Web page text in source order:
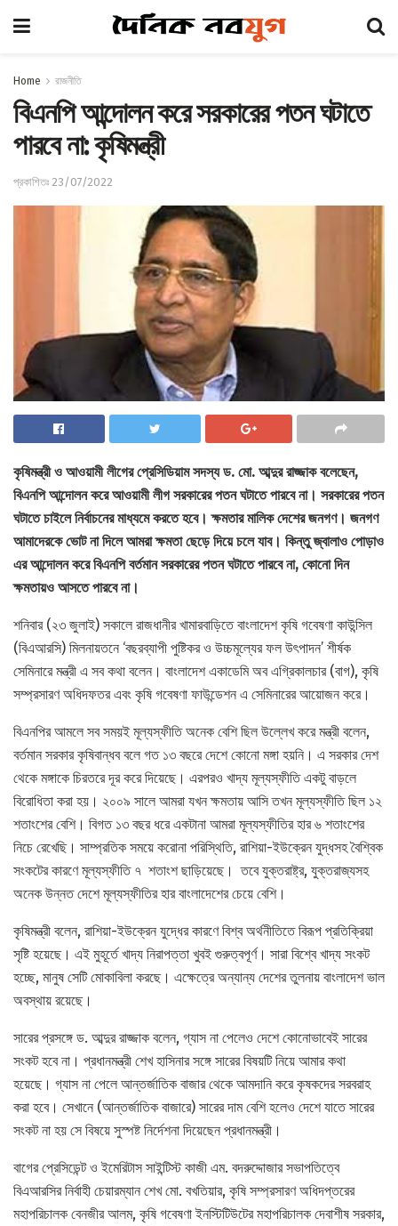
Home রাজনীতি
বিএনপি আন্দোলন করে সরকারের পতন ঘটাতে
পারবে না: কৃষিমন্ত্রী
প্রকাশিতঃ 23/07/2022
কৃষিমন্ত্রী ও আওয়ামী লীগের প্রেসিডিয়াম সদস্য ড. মো. আব্দুর রাজ্জাক বলেছেন,
বিএনপি আন্দোলন করে আওয়ামী লীগ সরকারের পতন ঘটাতে পারবে না। সরকারের পতন
ঘটাতে চাইলে নির্বাচনের মাধ্যমে করতে হবে। ক্ষমতার মালিক দেশের জনগণ। জনগণ
আমাদেরকে ভোট না দিলে আমরা ক্ষমতা ছেড়ে দিয়ে চলে যাব। কিন্তু জ্বালাও পোড়াও
এর আন্দোলন করে বিএনপি বর্তমান সরকারের পতন ঘটাতে পারবে না, কোনো দিন
ক্ষমতায়ও আসতে পারবে না।
শনিবার (২৩ জুলাই) সকালে রাজধানীর খামারবাড়িতে বাংলাদেশ কৃষি গবেষণা কাউন্সিল
(বিএআরসি) মিলনায়তনে ‘বছরব্যাপী পুষ্টিকর ও উচ্চমূল্যের ফল উৎপাদন’ শীর্ষক
সেমিনারে মন্ত্রী এ সব কথা বলেন। বাংলাদেশ একাডেমি অব এগ্রিকালচার (বাগ), কৃষি
সম্প্রসারণ অধিদফতর এবং কৃষি গবেষণা ফাউন্ডেশন এ সেমিনারের আয়োজন করে।
বিএনপির আমলে সব সময়ই মূল্যস্ফীতি অনেক বেশি ছিল উল্লেখ করে মন্ত্রী বলেন,
বর্তমান সরকার কৃষিবান্ধব বলে গত ১৩ বছরে দেশে কোনো মঙ্গা হয়নি। এ সরকার দেশ
থেকে মঙ্গাকে চিরতরে দূর করে দিয়েছে। এরপরও খাদ্য মূল্যস্ফীতি একটু বাড়লে
বিরোধিতা করা হয়। ২০০৯ সালে আমরা যখন ক্ষমতায় আসি তখন মূল্যস্ফীতি ছিল ১২
শতাংশের বেশি। বিগত ১৩ বছর ধরে একটানা আমরা মূল্যস্ফীতির হার ৬ শতাংশের
নিচে রেখেছি। সাম্প্রতিক সময়ে করোনা পরিস্থিতি, রাশিয়া-ইউক্রেন যুদ্ধসহ বৈশ্বিক
সংকটের কারণে মূল্যস্ফীতি ৭ শতাংশ ছাড়িয়েছে। তবে যুক্তরাষ্ট্র, যুক্তরাজ্যসহ
অনেক উন্নত দেশে মূল্যস্ফীতির হার বাংলাদেশের চেয়ে বেশি।
কৃষিমন্ত্রী বলেন, রাশিয়া-ইউক্রেন যুদ্ধের কারণে বিশ্ব অর্থনীতিতে বিরূপ প্রতিক্রিয়া
সৃষ্টি হয়েছে। এই মুহূর্তে খাদ্য নিরাপত্তা খুবই গুরুত্বপূর্ণ। সারা বিশ্বে খাদ্য সংকট
হচ্ছে, মানুষ সেটি মোকাবিলা করছে। এক্ষেত্রে অন্যান্য দেশের তুলনায় বাংলাদেশ ভাল
অবস্থায় রয়েছে।
সারের প্রসঙ্গে ড. আব্দুর রাজ্জাক বলেন, গ্যাস না পেলেও দেশে কোনোভাবেই সারের
সংকট হবে না। প্রধানমন্ত্রী শেখ হাসিনার সঙ্গে সারের বিষয়টি নিয়ে আমার কথা
হয়েছে। গ্যাস না পেলে আন্তর্জাতিক বাজার থেকে আমদানি করে কৃষকদের সরবরাহ
করা হবে। সেখানে (আন্তর্জাতিক বাজারে) সারের দাম বেশি হলেও দেশে যাতে সারের
সংকট না হয় সে বিষয়ে সুস্পষ্ট নির্দেশনা দিয়েছেন প্রধানমন্ত্রী।
বাগের প্রেসিডেন্ট ও ইমেরিটাস সাইন্টিস্ট কাজী এম. বদরুদ্দোজার সভাপতিত্বে
বিএআরসির নির্বাহী চেয়ারম্যান শেখ মো. বখতিয়ার, কৃষি সম্প্রসারণ অধিদপ্তরের
মহাপরিচালক বেনজীর আলম, কৃষি গবেষণা ইনস্টিটিউটের মহাপরিচালক দেবাশীষ সরকার,